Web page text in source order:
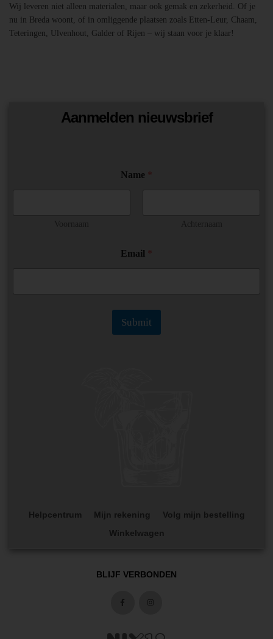
Wij leveren niet alleen materialen, maar ook gemak en zekerheid. Of je
nu in Breda woont, of in omliggende plaatsen zoals Etten-Leur, Chaam,
Teteringen, Ulvenhout, Galder of Rijen – wij staan voor je klaar!
Aanmelden nieuwsbrief
E
m
Name
Email
Submit
Helpcentrum Mijn rekening
Volg mijn bestelling
Winkelwagen
BLIJF VERBONDEN